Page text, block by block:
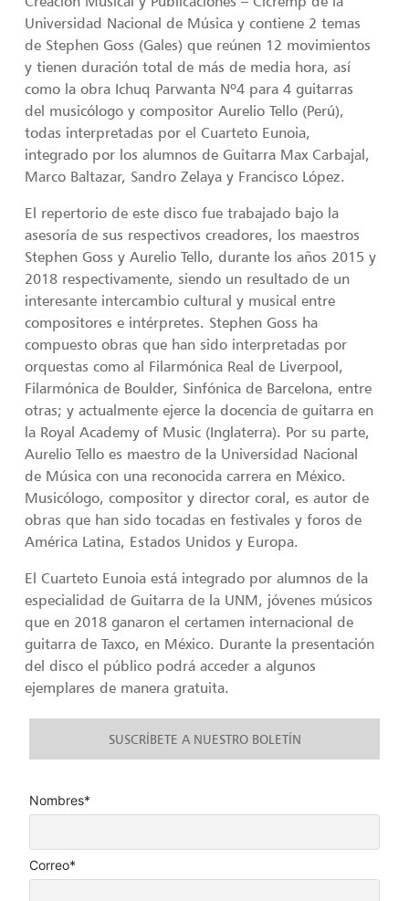
Universidad Nacional de Música y contiene 2 temas
de Stephen Goss (Gales) que reúnen 12 movimientos
y tienen duración total de más de media hora, así
como la obra Ichuq Parwanta Nº4 para 4 guitarras
del musicólogo y compositor Aurelio Tello (Perú),
todas interpretadas por el Cuarteto Eunoia,
integrado por los alumnos de Guitarra Max Carbajal,
Marco Baltazar, Sandro Zelaya y Francisco López.
El repertorio de este disco fue trabajado bajo la
asesoría de sus respectivos creadores, los maestros
Stephen Goss y Aurelio Tello, durante los años 2015 y
2018 respectivamente, siendo un resultado de un
interesante intercambio cultural y musical entre
compositores e intérpretes. Stephen Goss ha
compuesto obras que han sido interpretadas por
orquestas como al Filarmónica Real de Liverpool,
Filarmónica de Boulder, Sinfónica de Barcelona, entre
otras; y actualmente ejerce la docencia de guitarra en
la Royal Academy of Music (Inglaterra). Por su parte,
Aurelio Tello es maestro de la Universidad Nacional
de Música con una reconocida carrera en México.
Musicólogo, compositor y director coral, es autor de
obras que han sido tocadas en festivales y foros de
América Latina, Estados Unidos y Europa.
El Cuarteto Eunoia está integrado por alumnos de la
especialidad de Guitarra de la UNM, jóvenes músicos
que en 2018 ganaron el certamen internacional de
guitarra de Taxco, en México. Durante la presentación
del disco el público podrá acceder a algunos
ejemplares de manera gratuita.
SUSCRÍBETE A NUESTRO BOLETÍN
Nombres*
Correo*